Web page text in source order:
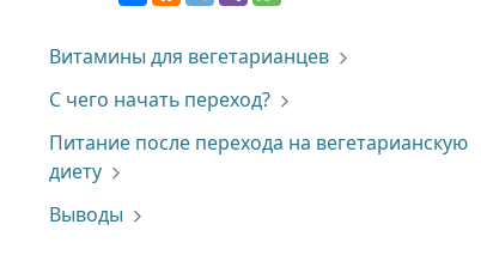
Витамины для вегетарианцев
С чего начать переход?
Питание после перехода на вегетарианскую
диету
Выводы